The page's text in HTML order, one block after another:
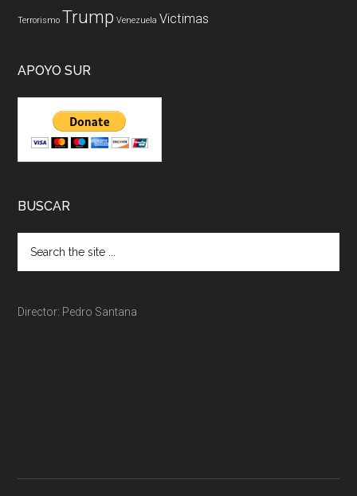
Terrorismo Trump Venezuela Victimas
APOYO SUR
BUSCAR
Director: Pedro Santana